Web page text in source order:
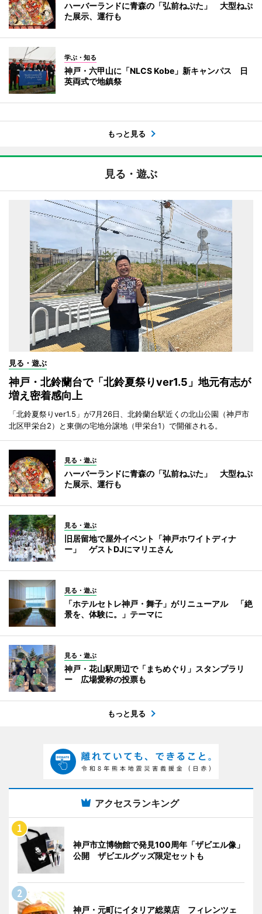
ハーバーランドに青森の「弘前ねぷた」 大型ねぷ
た展示、運行も
学ぶ・知る
神戸・六甲山に「NLCS Kobe」新キャンパス 日
英両式で地鎮祭
もっと見る
見る・遊ぶ
見る・遊ぶ
神戸・北鈴蘭台で「北鈴夏祭りver1.5」地元有志が
増え密着感向上
「北鈴夏祭りver1.5」が7月26日、北鈴蘭台駅近くの北山公園（神戸市
北区甲栄台2）と東側の宅地分譲地（甲栄台1）で開催される。
見る・遊ぶ
ハーバーランドに青森の「弘前ねぷた」 大型ねぷ
た展示、運行も
見る・遊ぶ
旧居留地で屋外イベント「神戸ホワイトディナ
ー」 ゲストDJにマリエさん
見る・遊ぶ
「ホテルセトレ神戸・舞子」がリニューアル 「絶
景を、体験に。」テーマに
見る・遊ぶ
神戸・花山駅周辺で「まちめぐり」スタンプラリ
ー 広場愛称の投票も
もっと見る
アクセスランキング
神戸市立博物館で発見100周年「ザビエル像」
公開 ザビエルグッズ限定セットも
神戸・元町にイタリア総菜店 フィレンツェ